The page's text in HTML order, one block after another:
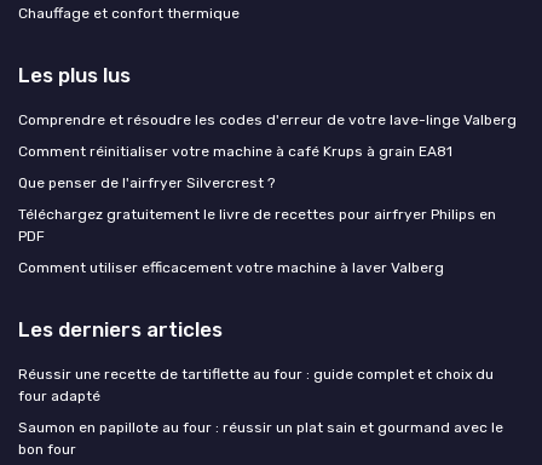
Chauffage et confort thermique
Les plus lus
Comprendre et résoudre les codes d'erreur de votre lave-linge Valberg
Comment réinitialiser votre machine à café Krups à grain EA81
Que penser de l'airfryer Silvercrest ?
Téléchargez gratuitement le livre de recettes pour airfryer Philips en
PDF
Comment utiliser efficacement votre machine à laver Valberg
Les derniers articles
Réussir une recette de tartiflette au four : guide complet et choix du
four adapté
Saumon en papillote au four : réussir un plat sain et gourmand avec le
bon four